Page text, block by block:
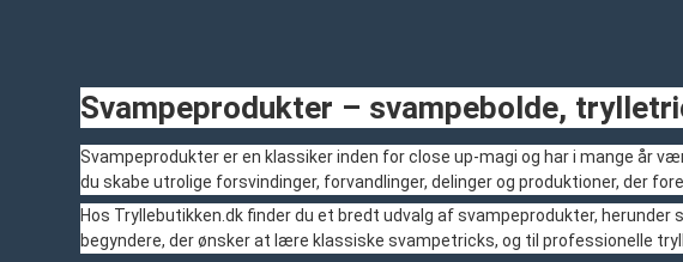
Svampeprodukter – svampebolde,
Svampeprodukter er en klassiker inden for close up-magi og har i mange
du skabe utrolige forsvindinger, forvandlinger, delinger og produktioner, der
Hos Tryllebutikken.dk finder du et bredt udvalg af svampeprodukter,
begyndere, der ønsker at lære klassiske svampetricks, og til professionelle